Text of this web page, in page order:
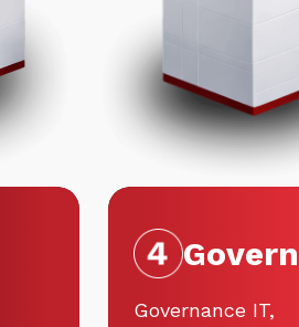
Govern
Governance IT,